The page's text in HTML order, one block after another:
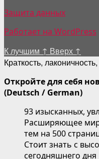
Защита данных
Работает на WordPress
К лучшим ↑ Вверх ↑
Краткость,
Откройте для себя
(Deutsch / German)
93 изысканных,
Расширяющее
тем на 500
Стоит знать с
сегодняшнего дня